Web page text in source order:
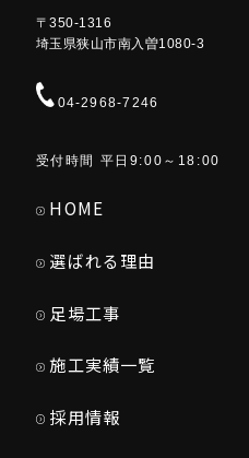
〒350-1316
埼玉県狭山市南入曽1080-3
04-2968-7246
受付時間 平日9:00～18:00
HOME
選ばれる理由
足場工事
施工実績一覧
採用情報